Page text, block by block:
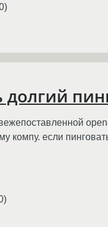
)
долгий
компу. если
)